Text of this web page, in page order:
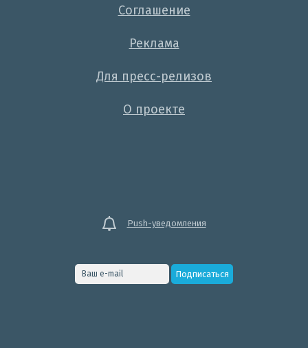
Соглашение
Реклама
Для пресс-релизов
О проекте
Push-уведомления